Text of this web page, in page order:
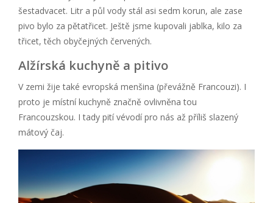
šestadvacet. Litr a půl vody stál asi sedm korun, ale zase
pivo bylo za pětatřicet. Ještě jsme kupovali jablka, kilo za
třicet, těch obyčejných červených.
Alžírská kuchyně a pitivo
V zemi žije také evropská menšina (převážně Francouzi). I
proto je místní kuchyně značně ovlivněna tou
Francouzskou. I tady pití vévodí pro nás až příliš slazený
mátový čaj.